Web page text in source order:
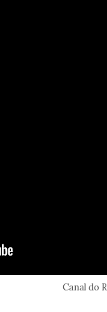
Canal do